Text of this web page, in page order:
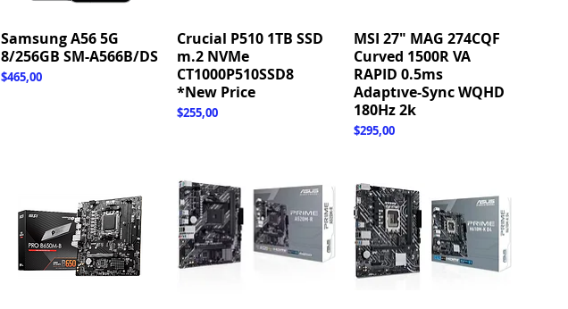
Hızlı Bakış
Samsung A56 5G
8/256GB SM-A566B/DS
Fiyat
$465,00
Hızlı Bakış
Crucial P510 1TB SSD
m.2 NVMe
CT1000P510SSD8
*New Price
Fiyat
$255,00
Hızlı Bakış
MSI 27" MAG 274CQF
Curved 1500R VA
RAPID 0.5ms
Adaptıve-Sync WQHD
180Hz 2k
Fiyat
$295,00